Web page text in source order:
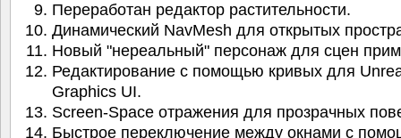
Переработан редактор растительности.
Динамический NavMesh для открытых
Новый "нереальный" персонаж для сцен
Редактирование с помощью кривых для
Graphics UI.
Screen-Space отражения для прозрачных
Быстрое переключение между окнами с